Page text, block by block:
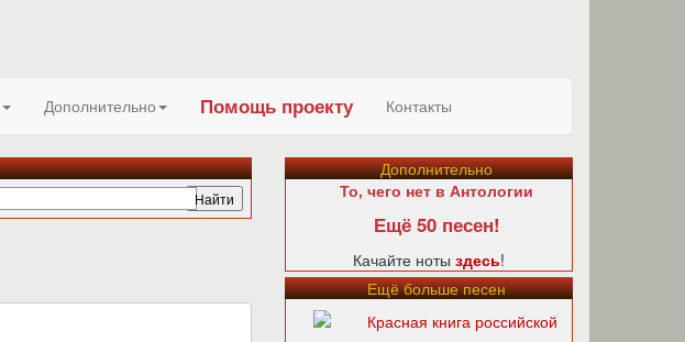
Дополнительно Помощь проекту Контакты
Дополнительно
То, чего нет в Антологии
Ещё 50 песен!
Качайте ноты здесь!
Ещё больше песен